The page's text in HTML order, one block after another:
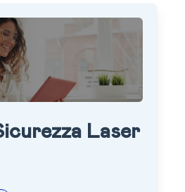
Laser